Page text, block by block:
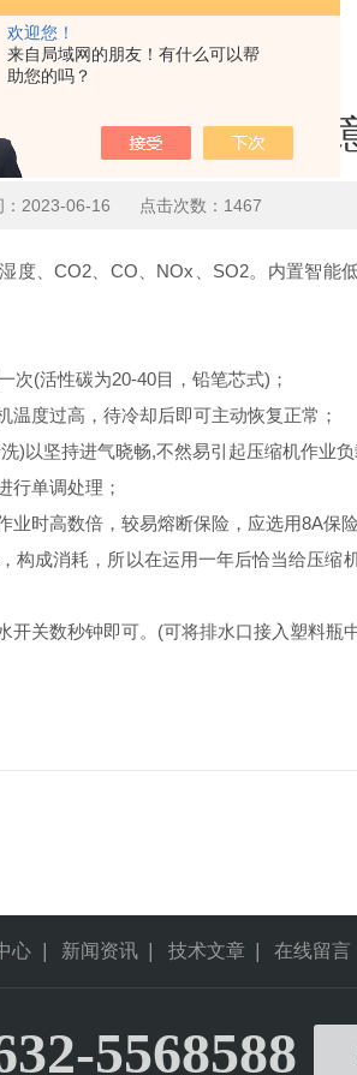
欢迎您！
来自局域网的朋友！有什么可以帮
助您的吗？
器作业过程中的注
：2023-06-16 点击次数：1467
、CO2、CO、NOx、SO2。内置智能
(活性碳为20-40目，铅笔芯式)；
度过高，待冷却后即可主动恢复正常；
坚持进气晓畅,不然易引起压缩机作业负
单调处理；
时高数倍，较易熔断保险，应选用8A保险
消耗，所以在运用一年后恰当给压缩
数秒钟即可。(可将排水口接入塑料瓶
心 新闻资讯 技术文章 在线留言
5568588